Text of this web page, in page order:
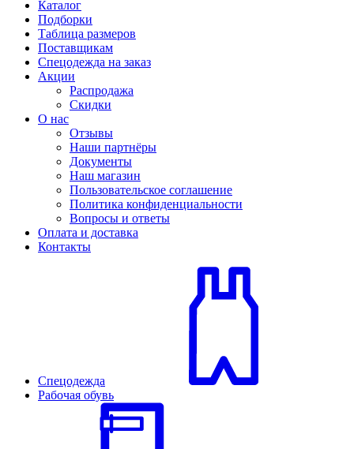
Каталог
Подборки
Таблица размеров
Поставщикам
Спецодежда на заказ
Акции
Распродажа
Скидки
О нас
Отзывы
Наши партнёры
Документы
Наш магазин
Пользовательское соглашение
Политика конфиденциальности
Вопросы и ответы
Оплата и доставка
Контакты
Спецодежда
Рабочая обувь